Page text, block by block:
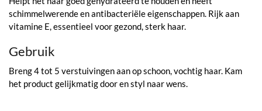
schimmelwerende en antibacteriële eigenschappen. Rijk aan
vitamine E, essentieel voor gezond, sterk haar.
Gebruik
Breng 4 tot 5 verstuivingen aan op schoon, vochtig haar. Kam
het product gelijkmatig door en styl naar wens.